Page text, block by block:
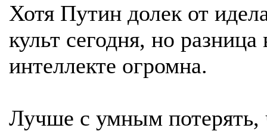
Хотя Путин долек от
культ сегодня, но разница
интеллекте огромна.
Лучше с умным потерять,